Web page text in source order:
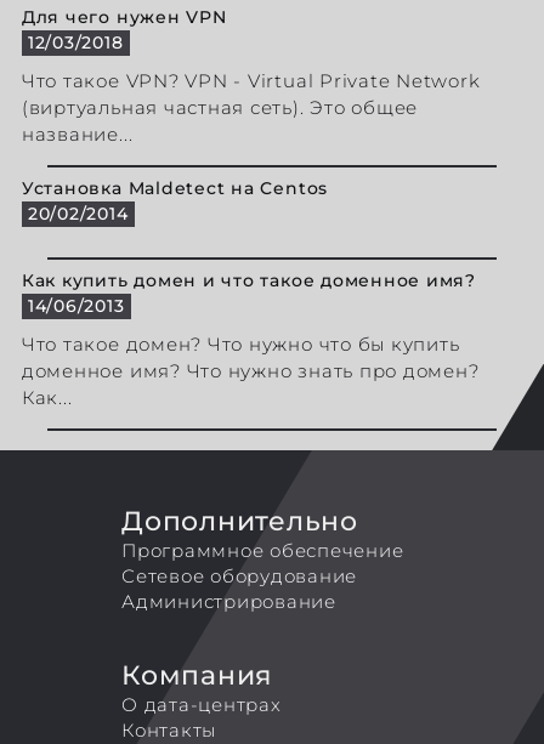
Для чего нужен VPN
12/03/2018
Что такое VPN? VPN - Virtual Private Network
(виртуальная частная сеть). Это общее
название...
Установка Maldetect на Centos
20/02/2014
Как купить домен и что такое доменное имя?
14/06/2013
Что такое домен? Что нужно что бы купить
доменное имя? Что нужно знать про домен?
Как...
Дополнительно
Программное обеспечение
Сетевое оборудование
Администрирование
Компания
О дата-центрах
Контакты